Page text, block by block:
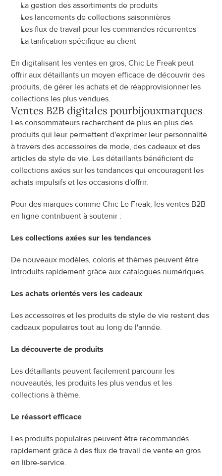
La gestion des assortiments de produits
Les lancements de collections saisonnières
Les flux de travail pour les commandes récurrentes
La tarification spécifique au client
En digitalisant les ventes en gros, Chic Le Freak peut
offrir aux détaillants un moyen efficace de découvrir des
produits, de gérer les achats et de réapprovisionner les
collections les plus vendues.
Ventes B2B digitales pourbijouxmarques
Les consommateurs recherchent de plus en plus des
produits qui leur permettent d'exprimer leur personnalité
à travers des accessoires de mode, des cadeaux et des
articles de style de vie. Les détaillants bénéficient de
collections axées sur les tendances qui encouragent les
achats impulsifs et les occasions d'offrir.
Pour des marques comme Chic Le Freak, les ventes B2B
en ligne contribuent à soutenir :
Les collections axées sur les tendances
De nouveaux modèles, coloris et thèmes peuvent être
introduits rapidement grâce aux catalogues numériques.
Les achats orientés vers les cadeaux
Les accessoires et les produits de style de vie restent des
cadeaux populaires tout au long de l'année.
La découverte de produits
Les détaillants peuvent facilement parcourir les
nouveautés, les produits les plus vendus et les
collections à thème.
Le réassort efficace
Les produits populaires peuvent être recommandés
rapidement grâce à des flux de travail de vente en gros
en libre-service.